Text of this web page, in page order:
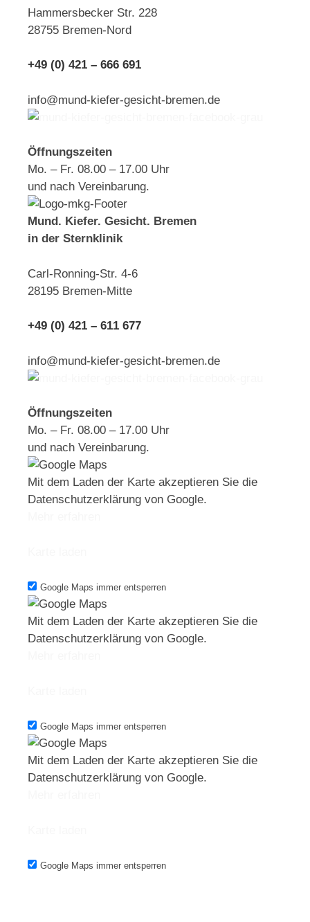
Hammersbecker Str. 228
28755 Bremen-Nord
+49 (0) 421 – 666 691
info@mund-kiefer-gesicht-bremen.de
Öffnungszeiten
Mo. – Fr. 08.00 – 17.00 Uhr
und nach Vereinbarung.
Mund. Kiefer. Gesicht. Bremen
in der Sternklinik
Carl-Ronning-Str. 4-6
28195 Bremen-Mitte
+49 (0) 421 – 611 677
info@mund-kiefer-gesicht-bremen.de
Öffnungszeiten
Mo. – Fr. 08.00 – 17.00 Uhr
und nach Vereinbarung.
Mit dem Laden der Karte akzeptieren Sie die
Datenschutzerklärung von Google.
Google Maps immer entsperren
Mit dem Laden der Karte akzeptieren Sie die
Datenschutzerklärung von Google.
Google Maps immer entsperren
Mit dem Laden der Karte akzeptieren Sie die
Datenschutzerklärung von Google.
Google Maps immer entsperren